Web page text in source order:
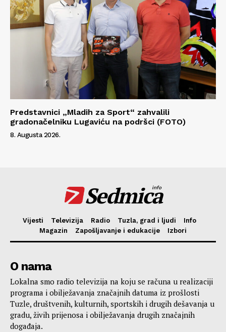
Predstavnici „Mladih za Sport“ zahvalili
gradonačelniku Lugaviću na podršci (FOTO)
8. Augusta 2026.
Sedmica
info
Vijesti Televizija Radio Tuzla, grad i ljudi
Info
Magazin
Zapošljavanje i edukacije Izbori
O nama
Lokalna smo radio televizija na koju se računa u realizaciji
programa i obilježavanja značajnih datuma iz prošlosti
Tuzle, društvenih, kulturnih, sportskih i drugih dešavanja u
gradu, živih prijenosa i obilježavanja drugih značajnih
događaja.